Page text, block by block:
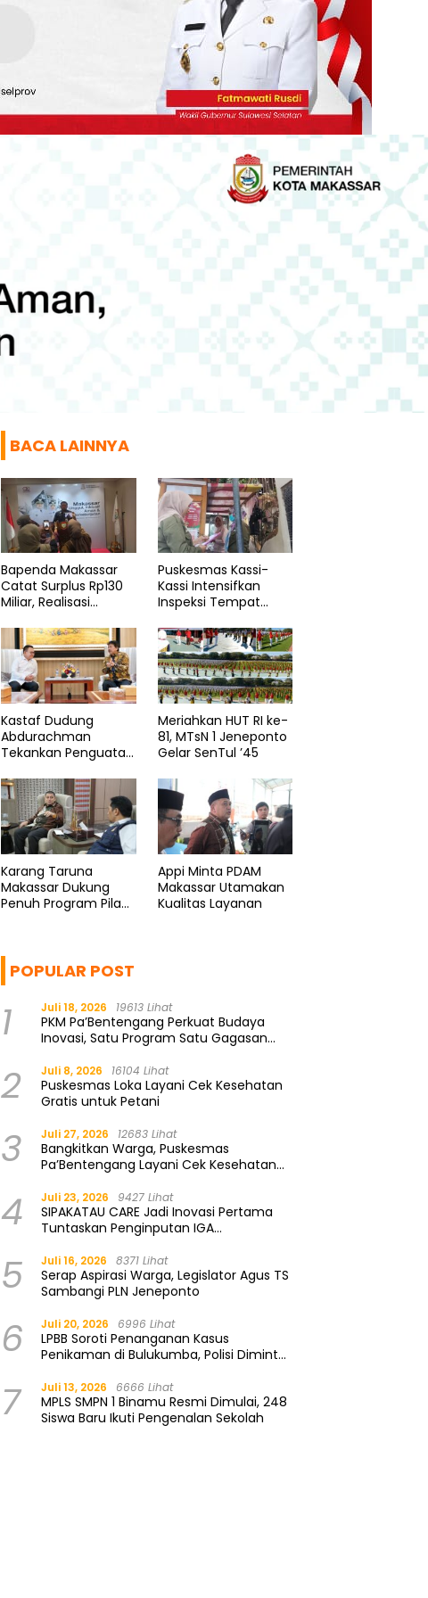
BACA LAINNYA
Bapenda Makassar
Catat Surplus Rp130
Miliar, Realisasi
49 Persen
Puskesmas Kassi-
Kassi Intensifkan
Inspeksi Tempat
Kastaf Dudung
Abdurachman
Tekankan Penguatan
Meriahkan HUT RI ke-
81, MTsN 1 Jeneponto
Gelar SenTul ’45
Karang Taruna
Makassar Dukung
Penuh Program Pilah
Appi Minta PDAM
Makassar Utamakan
Kualitas Layanan
POPULAR POST
1 Juli 18, 2026 19613 Lihat
PKM Pa’Bentengang Perkuat Budaya
Inovasi, Satu Program Satu Gagasan
2 Juli 8, 2026 16104 Lihat
Puskesmas Loka Layani Cek Kesehatan
Gratis untuk Petani
3 Juli 27, 2026 12683 Lihat
Bangkitkan Warga, Puskesmas
Pa’Bentengang Layani Cek Kesehatan
4 Juli 23, 2026 9427 Lihat
SIPAKATAU CARE Jadi Inovasi Pertama
Tuntaskan Penginputan IGA
5 Juli 16, 2026 8371 Lihat
Serap Aspirasi Warga, Legislator Agus TS
Sambangi PLN Jeneponto
6 Juli 20, 2026 6996 Lihat
LPBB Soroti Penanganan Kasus
Penikaman di Bulukumba, Polisi Diminta
7 Juli 13, 2026 6666 Lihat
MPLS SMPN 1 Binamu Resmi Dimulai, 248
Siswa Baru Ikuti Pengenalan Sekolah